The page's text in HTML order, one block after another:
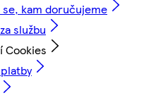
se, kam doručujeme
službu
Cookies